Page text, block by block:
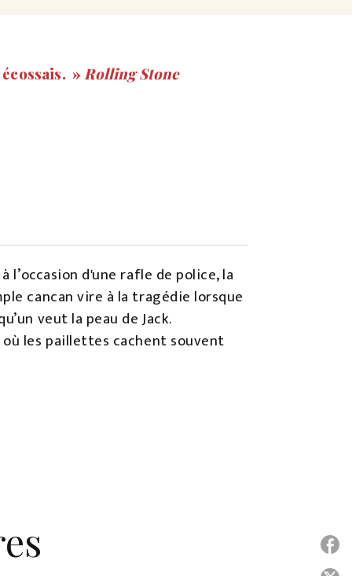
»Rolling Stone
d'une rafle de police, la
cancan vire à la tragédie lorsque
veut la peau de Jack.
où les paillettes cachent souvent